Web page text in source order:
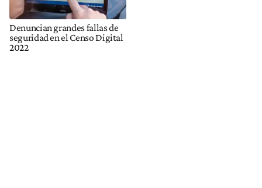
Denuncian grandes fallas de
seguridad en el Censo Digital
2022